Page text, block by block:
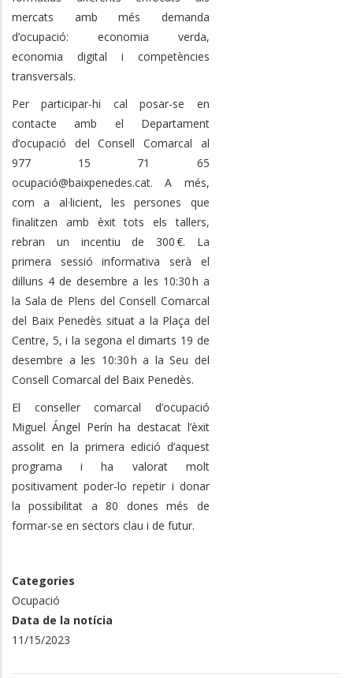
mercats amb més demanda
d’ocupació: economia verda,
economia digital i competències
transversals.
Per participar-hi cal posar-se en
contacte amb el Departament
d’ocupació del Consell Comarcal al
977 15 71 65
ocupació@baixpenedes.cat. A més,
com a al·licient, les persones que
finalitzen amb èxit tots els tallers,
rebran un incentiu de 300 €. La
primera sessió informativa serà el
dilluns 4 de desembre a les 10:30 h a
la Sala de Plens del Consell Comarcal
del Baix Penedès situat a la Plaça del
Centre, 5, i la segona el dimarts 19 de
desembre a les 10:30 h a la Seu del
Consell Comarcal del Baix Penedès.
El conseller comarcal d’ocupació
Miguel Ángel Perín ha destacat l’èxit
assolit en la primera edició d’aquest
programa i ha valorat molt
positivament poder-lo repetir i donar
la possibilitat a 80 dones més de
formar-se en sectors clau i de futur.
Categories
Ocupació
Data de la notícia
11/15/2023